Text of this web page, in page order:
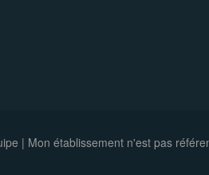
| Mon établissement n'est pas